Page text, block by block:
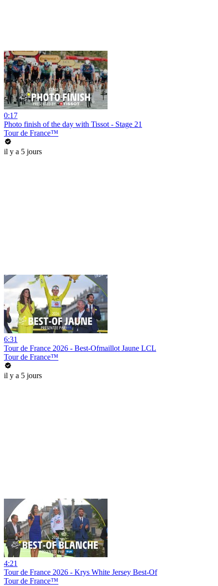
0:17
Photo finish of the day with Tissot - Stage 21
Tour de France™
il y a 5 jours
6:31
Tour de France 2026 - Best-Ofmaillot Jaune LCL
Tour de France™
il y a 5 jours
4:21
Tour de France 2026 - Krys White Jersey Best-Of
Tour de France™